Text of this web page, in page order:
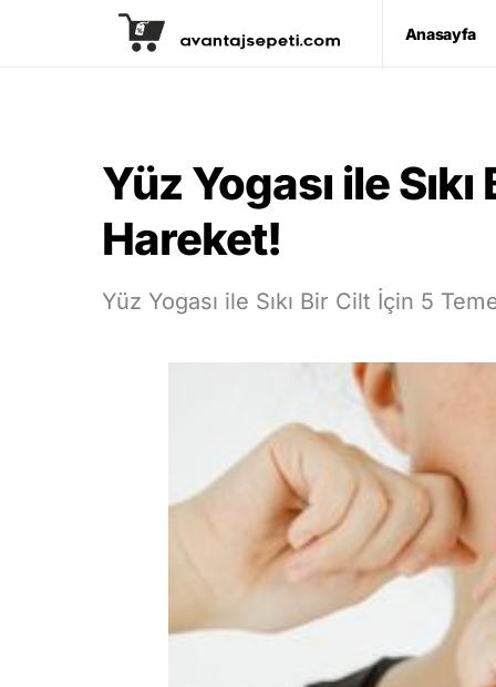
Anasayfa
Yüz Yogası ile
Hareket!
Yüz Yogası ile Sıkı Bir Cilt İçin 5